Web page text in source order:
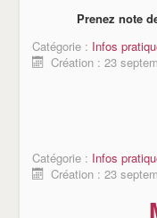
Prenez note
Catégorie : Infos
Création : 23
Catégorie : Infos
Création : 23